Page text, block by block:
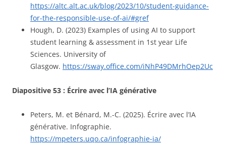
https://altc.alt.ac.uk/blog/2023/10/student-guidance-
for-the-responsible-use-of-ai/#gref
Hough, D. (2023) Examples of using AI to support
student learning & assessment in 1st year Life
Sciences. University of
Glasgow. https://sway.office.com/iNhP49DMrhOep2Uc
Diapositive 53 : Écrire avec l’IA générative
Peters, M. et Bénard, M.-C. (2025). Écrire avec l’IA
générative. Infographie.
https://mpeters.uqo.ca/infographie-ia/